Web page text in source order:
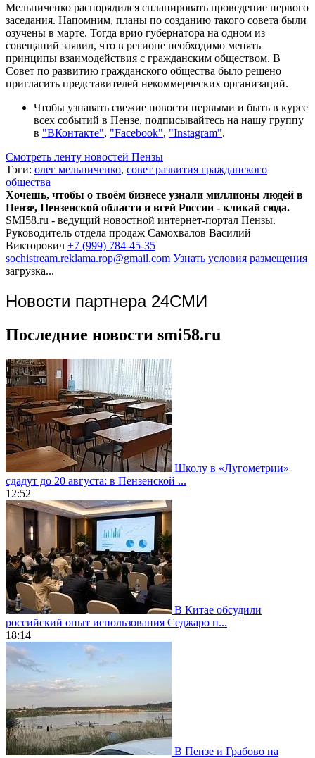
Мельниченко распорядился спланировать проведение первого
заседания. Напомним, планы по созданию такого совета были
озучены в марте. Тогда врио губернатора на одном из
совещаний заявил, что в регионе необходимо менять
принципы взаимодействия с гражданским обществом. В
Совет по развитию гражданского общества было решено
пригласить представителей некоммерческих организаций.
Чтобы узнавать свежие новости первыми и быть в курсе
всех событий в Пензе, подписывайтесь на нашу группу
в "ВКонтакте", "Facebook", "Instagram".
Смотреть ленту новостей Пензы
Тэги: олег мельниченко, совет развития гражданского
общества
Хочешь, чтобы о твоём бизнесе узнали миллионы людей в
Пензе, Пензенской области и всей России - кликай сюда.
SMI58.ru - ведущий новостной интернет-портал Пензы.
Руководитель отдела продаж Самохвалов Василий
Викторович +7 (999) 784-45-35
sochistream.reklama.rop@gmail.com Узнать условия размещения
загрузка...
Новости партнера 24СМИ
Последние новости smi58.ru
Школу в «Лугометрии»
сдадут до 20 августа: в Пензенской ...
12:52
В Китае обсудили
российский опыт использования Седжаро п...
18:14
В Пензе и Грабово на